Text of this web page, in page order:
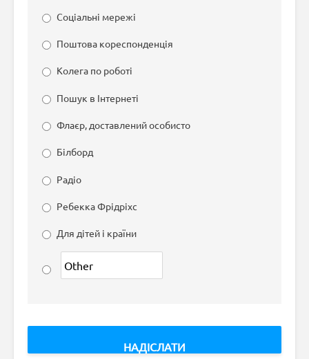
Соціальні мережі
Поштова кореспонденція
Колега по роботі
Пошук в Інтернеті
Флаєр, доставлений особисто
Білборд
Радіо
Ребекка Фрідріхс
Для дітей і країни